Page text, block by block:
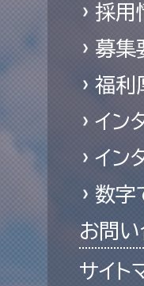
採用
募集
福利
イン
イン
数字
お問
サイト